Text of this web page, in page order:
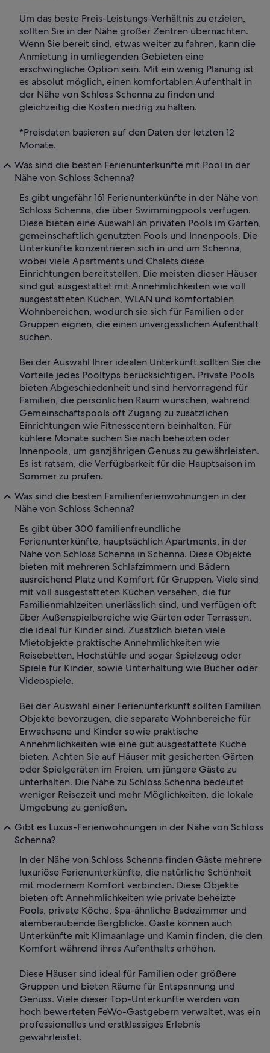
Um das beste Preis-Leistungs-Verhältnis zu erzielen,
sollten Sie in der Nähe großer Zentren übernachten.
Wenn Sie bereit sind, etwas weiter zu fahren, kann die
Anmietung in umliegenden Gebieten eine
erschwingliche Option sein. Mit ein wenig Planung ist
es absolut möglich, einen komfortablen Aufenthalt in
der Nähe von Schloss Schenna zu finden und
gleichzeitig die Kosten niedrig zu halten.
*Preisdaten basieren auf den Daten der letzten 12
Monate.
Was sind die besten Ferienunterkünfte mit Pool in der
Nähe von Schloss Schenna?
Es gibt ungefähr 161 Ferienunterkünfte in der Nähe von
Schloss Schenna, die über Swimmingpools verfügen.
Diese bieten eine Auswahl an privaten Pools im Garten,
gemeinschaftlich genutzten Pools und Innenpools. Die
Unterkünfte konzentrieren sich in und um Schenna,
wobei viele Apartments und Chalets diese
Einrichtungen bereitstellen. Die meisten dieser Häuser
sind gut ausgestattet mit Annehmlichkeiten wie voll
ausgestatteten Küchen, WLAN und komfortablen
Wohnbereichen, wodurch sie sich für Familien oder
Gruppen eignen, die einen unvergesslichen Aufenthalt
suchen.
Bei der Auswahl Ihrer idealen Unterkunft sollten Sie die
Vorteile jedes Pooltyps berücksichtigen. Private Pools
bieten Abgeschiedenheit und sind hervorragend für
Familien, die persönlichen Raum wünschen, während
Gemeinschaftspools oft Zugang zu zusätzlichen
Einrichtungen wie Fitnesscentern beinhalten. Für
kühlere Monate suchen Sie nach beheizten oder
Innenpools, um ganzjährigen Genuss zu gewährleisten.
Es ist ratsam, die Verfügbarkeit für die Hauptsaison im
Sommer zu prüfen.
Was sind die besten Familienferienwohnungen in der
Nähe von Schloss Schenna?
Es gibt über 300 familienfreundliche
Ferienunterkünfte, hauptsächlich Apartments, in der
Nähe von Schloss Schenna in Schenna. Diese Objekte
bieten mit mehreren Schlafzimmern und Bädern
ausreichend Platz und Komfort für Gruppen. Viele sind
mit voll ausgestatteten Küchen versehen, die für
Familienmahlzeiten unerlässlich sind, und verfügen oft
über Außenspielbereiche wie Gärten oder Terrassen,
die ideal für Kinder sind. Zusätzlich bieten viele
Mietobjekte praktische Annehmlichkeiten wie
Reisebetten, Hochstühle und sogar Spielzeug oder
Spiele für Kinder, sowie Unterhaltung wie Bücher oder
Videospiele.
Bei der Auswahl einer Ferienunterkunft sollten Familien
Objekte bevorzugen, die separate Wohnbereiche für
Erwachsene und Kinder sowie praktische
Annehmlichkeiten wie eine gut ausgestattete Küche
bieten. Achten Sie auf Häuser mit gesicherten Gärten
oder Spielgeräten im Freien, um jüngere Gäste zu
unterhalten. Die Nähe zu Schloss Schenna bedeutet
weniger Reisezeit und mehr Möglichkeiten, die lokale
Umgebung zu genießen.
Gibt es Luxus-Ferienwohnungen in der Nähe von Schloss
Schenna?
In der Nähe von Schloss Schenna finden Gäste mehrere
luxuriöse Ferienunterkünfte, die natürliche Schönheit
mit modernem Komfort verbinden. Diese Objekte
bieten oft Annehmlichkeiten wie private beheizte
Pools, private Köche, Spa-ähnliche Badezimmer und
atemberaubende Bergblicke. Gäste können auch
Unterkünfte mit Klimaanlage und Kamin finden, die den
Komfort während ihres Aufenthalts erhöhen.
Diese Häuser sind ideal für Familien oder größere
Gruppen und bieten Räume für Entspannung und
Genuss. Viele dieser Top-Unterkünfte werden von
hoch bewerteten FeWo-Gastgebern verwaltet, was ein
professionelles und erstklassiges Erlebnis
gewährleistet.